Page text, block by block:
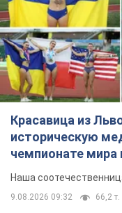
Красавица из
историческую
чемпионате мира
Видео
Наша
9.08.2026 09:32 66,2 т.